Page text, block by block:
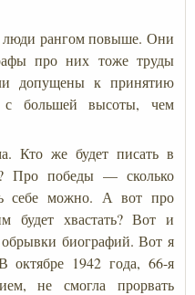
люди рангом повыше. Они
про них тоже труды
допущены к принятию
большей высоты, чем
Кто же будет писать в
Про победы — сколько
себе можно. А вот про
будет хвастать? Вот и
биографий. Вот я
октябре 1942 года, 66-я
не смогла прорвать